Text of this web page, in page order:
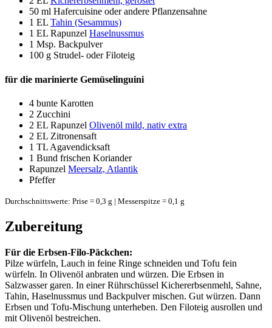
50 ml Hafercuisine oder andere Pflanzensahne
1 EL Tahin (Sesammus)
1 EL Rapunzel Haselnussmus
1 Msp. Backpulver
100 g Strudel- oder Filoteig
für die marinierte Gemüselinguini
4 bunte Karotten
2 Zucchini
2 EL Rapunzel Olivenöl mild, nativ extra
2 EL Zitronensaft
1 TL Agavendicksaft
1 Bund frischen Koriander
Rapunzel Meersalz, Atlantik
Pfeffer
Durchschnittswerte: Prise = 0,3 g | Messerspitze = 0,1 g
Zubereitung
Für die Erbsen-Filo-Päckchen:
Pilze würfeln, Lauch in feine Ringe schneiden und Tofu fein
würfeln. In Olivenöl anbraten und würzen. Die Erbsen in
Salzwasser garen. In einer Rührschüssel Kichererbsenmehl, Sahne,
Tahin, Haselnussmus und Backpulver mischen. Gut würzen. Dann
Erbsen und Tofu-Mischung unterheben. Den Filoteig ausrollen und
mit Olivenöl bestreichen.